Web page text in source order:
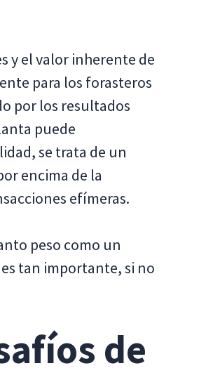
y el valor inherente de
para los forasteros
por los resultados
puede
se trata de un
encima de la
efímeras.
peso como un
tan importante, si no
de